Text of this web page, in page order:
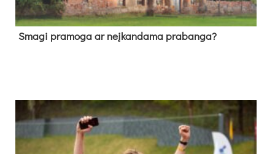
Sma­gi pra­mo­ga ar neį­kan­da­ma pra­ban­ga?